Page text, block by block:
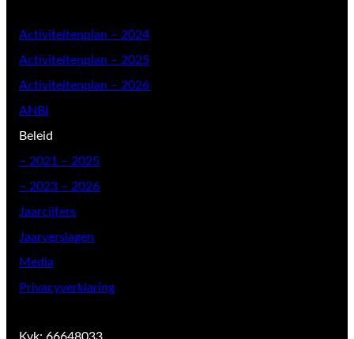
Activiteitenplan – 2024
Activiteitenplan – 2025
Activiteitenplan – 2026
ANBI
Beleid
– 2021 – 2025
– 2023 – 2026
Jaarcijfers
Jaarverslagen
Media
Privacyverklaring